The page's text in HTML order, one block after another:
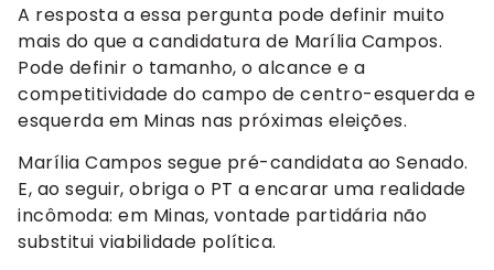
A resposta a essa pergunta pode definir muito
mais do que a candidatura de Marília Campos.
Pode definir o tamanho, o alcance e a
competitividade do campo de centro-esquerda e
esquerda em Minas nas próximas eleições.
Marília Campos segue pré-candidata ao Senado.
E, ao seguir, obriga o PT a encarar uma realidade
incômoda: em Minas, vontade partidária não
substitui viabilidade política.